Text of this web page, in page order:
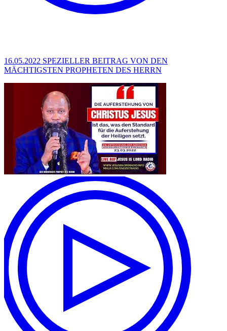
16.05.2022 SPEZIELLER BEITRAG VON DEN
MÄCHTIGSTEN PROPHETEN DES HERRN